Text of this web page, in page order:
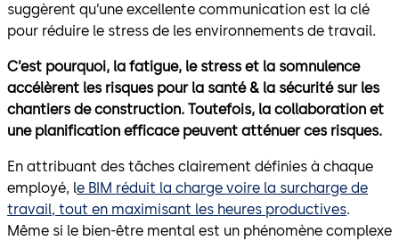
suggèrent qu’une excellente communication est la clé
pour réduire le stress de les environnements de travail.
C’est pourquoi, la fatigue, le stress et la somnulence
accélèrent les risques pour la santé & la sécurité sur les
chantiers de construction. Toutefois, la collaboration et
une planification efficace peuvent atténuer ces risques.
En attribuant des tâches clairement définies à chaque
employé, le BIM réduit la charge voire la surcharge de
travail, tout en maximisant les heures productives.
Même si le bien-être mental est un phénomène complexe